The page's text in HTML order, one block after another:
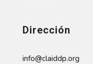
Dirección
info@claiddp.org